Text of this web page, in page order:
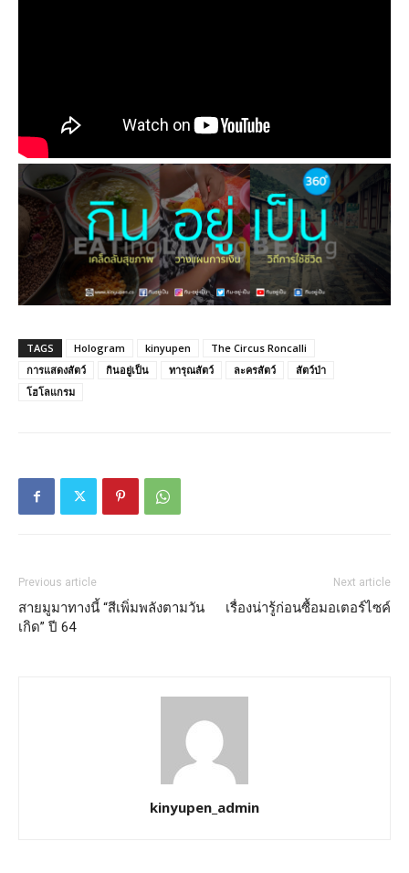
TAGS Hologram kinyupen
The Circus Roncalli
การแสดงสัตว์
กินอยู่เป็น ทารุณสัตว์ ละครสัตว์
สัตว์ป่า
โฮโลแกรม
Previous article
สายมูมาทางนี้ “สีเพิ่มพลังตามวัน
เกิด” ปี 64
Next article
เรื่องน่ารู้ก่อนซื้อมอเตอร์ไซค์
kinyupen_admin